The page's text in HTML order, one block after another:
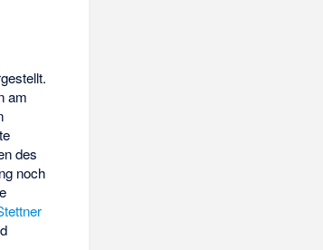
am
des
noch